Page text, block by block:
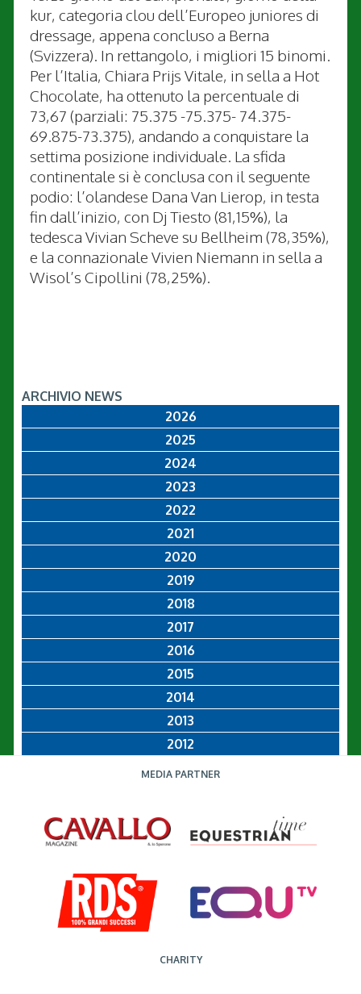
kur, categoria clou dell’Europeo juniores di
dressage, appena concluso a Berna
(Svizzera). In rettangolo, i migliori 15 binomi.
Per l’Italia, Chiara Prijs Vitale, in sella a Hot
Chocolate, ha ottenuto la percentuale di
73,67 (parziali: 75.375 -75.375- 74.375-
69.875-73.375), andando a conquistare la
settima posizione individuale. La sfida
continentale si è conclusa con il seguente
podio: l’olandese Dana Van Lierop, in testa
fin dall’inizio, con Dj Tiesto (81,15%), la
tedesca Vivian Scheve su Bellheim (78,35%),
e la connazionale Vivien Niemann in sella a
Wisol’s Cipollini (78,25%).
ARCHIVIO NEWS
2026
2025
2024
2023
2022
2021
2020
2019
2018
2017
2016
2015
2014
2013
2012
MEDIA PARTNER
CHARITY